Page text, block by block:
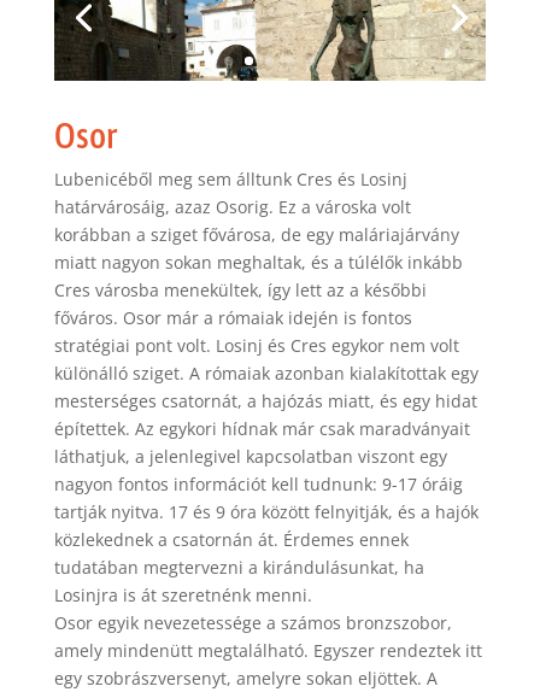
Osor
Lubenicéből meg sem álltunk Cres és Losinj
határvárosáig, azaz Osorig. Ez a városka volt
korábban a sziget fővárosa, de egy maláriajárvány
miatt nagyon sokan meghaltak, és a túlélők inkább
Cres városba menekültek, így lett az a későbbi
főváros. Osor már a rómaiak idején is fontos
stratégiai pont volt. Losinj és Cres egykor nem volt
különálló sziget. A rómaiak azonban kialakítottak egy
mesterséges csatornát, a hajózás miatt, és egy hidat
építettek. Az egykori hídnak már csak maradványait
láthatjuk, a jelenlegivel kapcsolatban viszont egy
nagyon fontos információt kell tudnunk: 9-17 óráig
tartják nyitva. 17 és 9 óra között felnyitják, és a hajók
közlekednek a csatornán át. Érdemes ennek
tudatában megtervezni a kirándulásunkat, ha
Losinjra is át szeretnénk menni.
Osor egyik nevezetessége a számos bronzszobor,
amely mindenütt megtalálható. Egyszer rendeztek itt
egy szobrászversenyt, amelyre sokan eljöttek. A